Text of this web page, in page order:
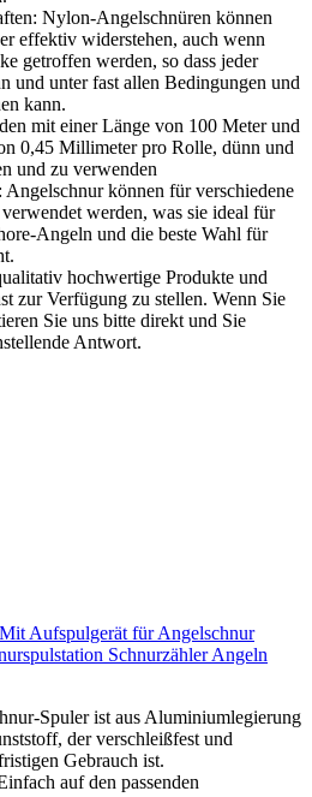
Nylon-Angelschnüren können
effektiv widerstehen, auch wenn
getroffen werden, so dass jeder
und unter fast allen Bedingungen und
kann.
mit einer Länge von 100 Meter und
0,45 Millimeter pro Rolle, dünn und
und zu verwenden
können für verschiedene
werden, was sie ideal für
Angeln und die beste Wahl für
hochwertige Produkte und
zur Verfügung zu stellen. Wenn Sie
Sie uns bitte direkt und Sie
Antwort.
Aufspulgerät für Angelschnur
Schnurzähler Angeln
Spuler ist aus Aluminiumlegierung
der verschleißfest und
Gebrauch ist.
auf den passenden